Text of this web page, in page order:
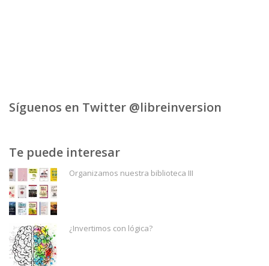
Síguenos en Twitter @libreinversion
Te puede interesar
Organizamos nuestra biblioteca III
¿Invertimos con lógica?